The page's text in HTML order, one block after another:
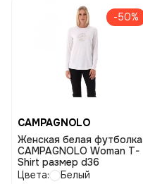
-50%
CAMPAGNOLO
Женская белая футболка
CAMPAGNOLO Woman T-
Shirt размер d36
Цвета:
Белый